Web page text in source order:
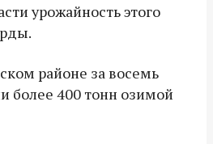
урожайность этого
районе за восемь
более 400 тонн озимой